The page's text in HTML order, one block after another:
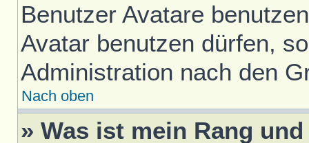
Benutzer Avatare
Avatar benutzen dürfen,
Administration nach den
Nach oben
» Was ist mein Rang